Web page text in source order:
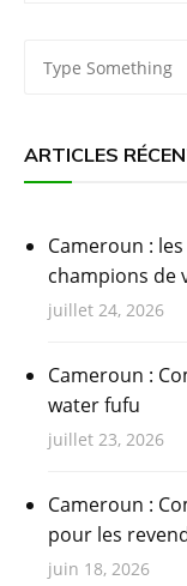
ARTICLES
Cameroun :
champions de
juillet 24, 2026
Cameroun :
water fufu
juillet 23, 2026
Cameroun :
pour les
juin 18, 2026